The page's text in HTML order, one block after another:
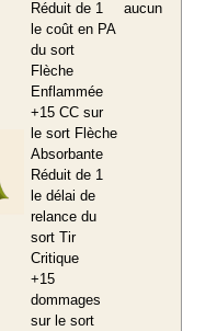
Réduit de 1
le coût en PA
du sort
Flèche
Enflammée
+15 CC sur
le sort Flèche
Absorbante
Réduit de 1
le délai de
relance du
sort Tir
Critique
+15
dommages
sur le sort
aucun